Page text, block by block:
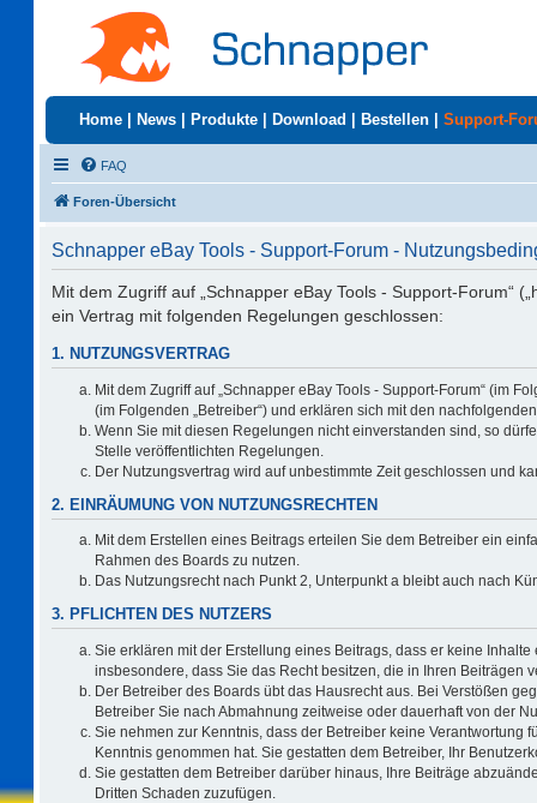
Home News Produkte Download Bestellen Support-
FAQ
Foren-Übersicht
Schnapper eBay Tools - Support-Forum -
Mit dem Zugriff auf „Schnapper eBay Tools - Support-Forum“
ein Vertrag mit folgenden Regelungen geschlossen:
1. NUTZUNGSVERTRAG
Mit dem Zugriff auf „Schnapper eBay Tools - Support-Forum“ (im
(im Folgenden „Betreiber“) und erklären sich mit den
Wenn Sie mit diesen Regelungen nicht einverstanden sind, so
Stelle veröffentlichten Regelungen.
Der Nutzungsvertrag wird auf unbestimmte Zeit geschlossen und
2. EINRÄUMUNG VON NUTZUNGSRECHTEN
Mit dem Erstellen eines Beitrags erteilen Sie dem Betreiber ein
Rahmen des Boards zu nutzen.
Das Nutzungsrecht nach Punkt 2, Unterpunkt a bleibt auch nach
3. PFLICHTEN DES NUTZERS
Sie erklären mit der Erstellung eines Beitrags, dass er keine
insbesondere, dass Sie das Recht besitzen, die in Ihren Beiträgen
Der Betreiber des Boards übt das Hausrecht aus. Bei Verstößen
Betreiber Sie nach Abmahnung zeitweise oder dauerhaft von der
Sie nehmen zur Kenntnis, dass der Betreiber keine Verantwortung
Kenntnis genommen hat. Sie gestatten dem Betreiber, Ihr
Sie gestatten dem Betreiber darüber hinaus, Ihre Beiträge
Dritten Schaden zuzufügen.